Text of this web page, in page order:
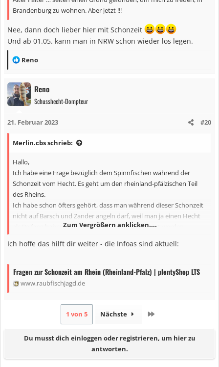
:
Brandenburg zu wohnen. Aber jetzt !!!
Nee, dann doch lieber hier mit Schonzeit
Und ab 01.05. kann man in NRW schon wieder los legen.
R
a
k
t
o
e
:
Reno
Reno
Schusshecht-Dompteur
21. Februar 2023 #20
Merlin.cbs schrieb:
Hallo,
Ich habe eine Frage bezüglich dem Spinnfischen während der
Schonzeit vom Hecht. Es geht um den rheinland-pfälzischen Teil
des Rheins.
Ich habe schon öfters gehört, dass man während dieser Schonzeit
nicht auf Barsch und Zander angeln darf, weil man ja einen Hecht
als Beifang haben könnte. Sie würden dann gestört werden
Vielleicht kann mir hier jemand etwas dazu sagen.
Zum Vergrößern anklicken....
Ich hoffe das hilft dir weiter - die Infoas sind aktuell:
Fragen zur Schonzeit am Rhein (Rheinland-Pfalz) | plentyShop LTS
www.raubfischjagd.de
1 von 5 Nächste
Du musst dich einloggen oder registrieren, um hier zu
antworten.